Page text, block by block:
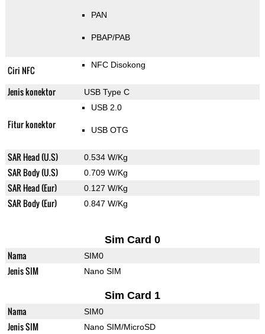
PAN
PBAP/PAB
Ciri NFC NFC Disokong
Jenis konektor USB Type C
Fitur konektor
USB 2.0
USB OTG
SAR Head (U.S) 0.534 W/Kg
SAR Body (U.S) 0.709 W/Kg
SAR Head (Eur) 0.127 W/Kg
SAR Body (Eur) 0.847 W/Kg
Sim Card 0
Nama SIM0
Jenis SIM Nano SIM
Sim Card 1
Nama SIM0
Jenis SIM Nano SIM/MicroSD